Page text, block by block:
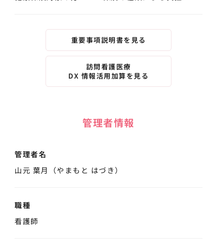
重要事項説明書を見る
訪問看護医療
DX 情報活用加算を見る
管理者情報
管理者名
山元 葉月（やまもと はづき）
職種
看護師